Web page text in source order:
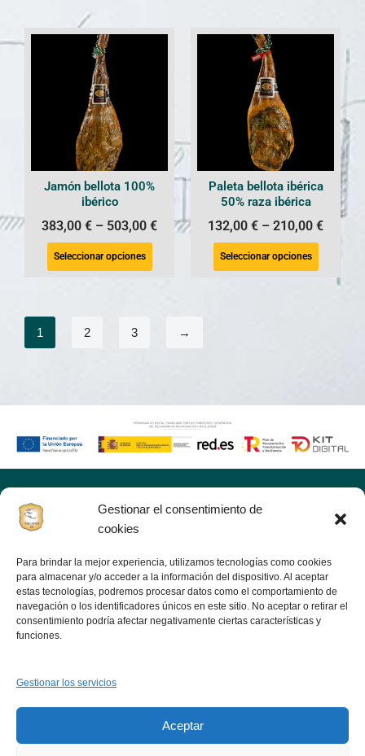
Gestionar el consentimiento de
cookies
Para brindar la mejor experiencia, utilizamos tecnologías como cookies
para almacenar y/o acceder a la información del dispositivo. Al aceptar
estas tecnologías, podremos procesar datos como el comportamiento de
navegación o los identificadores únicos en este sitio. No aceptar o retirar el
consentimiento podría afectar negativamente ciertas características y
funciones.
Gestionar los servicios
Aceptar
Jamón bellota 100%
ibérico
383,00 € – 503,00 €
Seleccionar opciones
Paleta bellota ibérica
50% raza ibérica
132,00 € – 210,00 €
Seleccionar opciones
1 2 3 →
Viejo jamón
80 18 93 06340 FREGENAL DE LA